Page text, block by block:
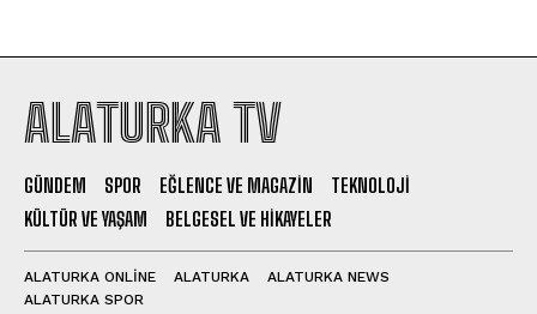
ALATURKA TV
GÜNDEM SPOR EĞLENCE VE MAGAZIN
TEKNOLOJI
KÜLTÜR VE YAŞAM
BELGESEL VE HIKAYELER
ALATURKA ONLINE ALATURKA
ALATURKA NEWS
ALATURKA SPOR